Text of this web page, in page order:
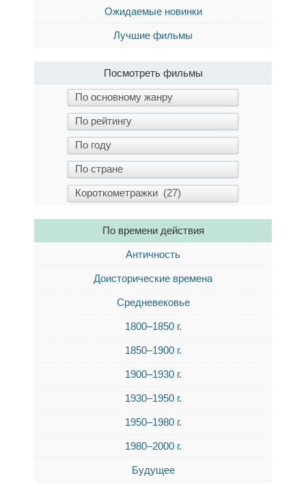
Ожидаемые новинки
Лучшие фильмы
Посмотреть фильмы
По времени действия
Античность
Доисторические времена
Средневековье
1800–1850 г.
1850–1900 г.
1900–1930 г.
1930–1950 г.
1950–1980 г.
1980–2000 г.
Будущее